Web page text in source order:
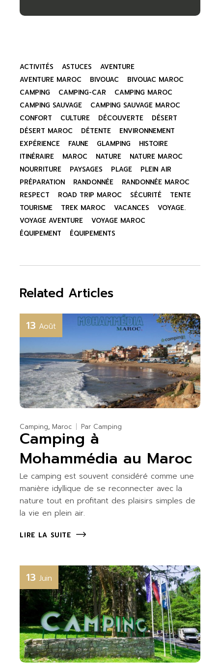
ACTIVITÉS ASTUCES
AVENTURE
AVENTURE MAROC
BIVOUAC
BIVOUAC MAROC
CAMPING
CAMPING-CAR
CAMPING MAROC
CAMPING SAUVAGE
CAMPING SAUVAGE MAROC
CONFORT
CULTURE DÉCOUVERTE
DÉSERT
DÉSERT MAROC
DÉTENTE
ENVIRONNEMENT
EXPÉRIENCE
FAUNE GLAMPING
HISTOIRE
ITINÉRAIRE
MAROC NATURE
NATURE MAROC
NOURRITURE
PAYSAGES PLAGE
PLEIN AIR
PRÉPARATION
RANDONNÉE
RANDONNÉE MAROC
RESPECT
ROAD TRIP MAROC SÉCURITÉ
TENTE
TOURISME
TREK MAROC VACANCES
VOYAGE.
VOYAGE AVENTURE
VOYAGE MAROC
ÉQUIPEMENT
ÉQUIPEMENTS
Related Articles
13 Août
Camping Maroc Par Camping
Camping à
Mohammédia au Maroc
Le camping est souvent considéré comme une
manière idyllique de se reconnecter avec la
nature tout en profitant des plaisirs simples de
la vie en plein air.
LIRE LA SUITE
13 Juin